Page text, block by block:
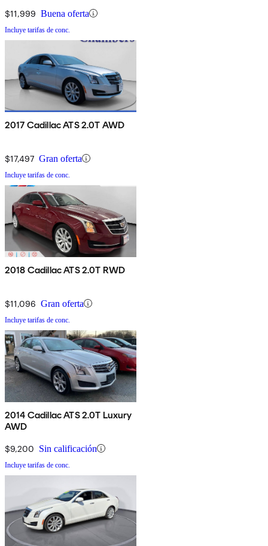
$11,999 Buena oferta
Incluye tarifas de conc.
2017 Cadillac ATS 2.0T AWD
$17,497 Gran oferta
Incluye tarifas de conc.
2018 Cadillac ATS 2.0T RWD
$11,096 Gran oferta
Incluye tarifas de conc.
2014 Cadillac ATS 2.0T Luxury
AWD
$9,200 Sin calificación
Incluye tarifas de conc.